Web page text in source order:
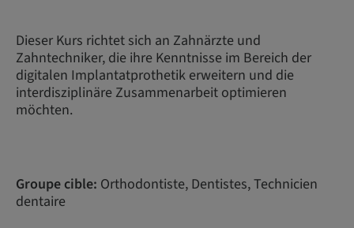
Dieser Kurs richtet sich an Zahnärzte und
Zahntechniker, die ihre Kenntnisse im Bereich der
digitalen Implantatprothetik erweitern und die
interdisziplinäre Zusammenarbeit optimieren
möchten.
Groupe cible: Orthodontiste, Dentistes, Technicien
dentaire